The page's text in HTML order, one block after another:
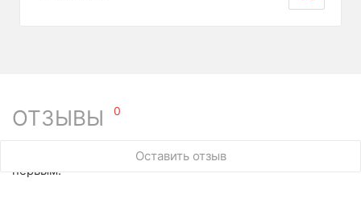
ОТЗЫВЫ 0
Оставить отзыв
У этого товара нет ни одного отзыва. Вы можете стать
первым.